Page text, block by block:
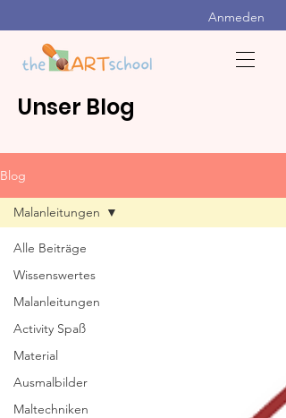
Anmeden
Unser Blog
Blog
Alle Beiträge
Wissenswertes
Malanleitungen
Activity Spaß
Material
Ausmalbilder
Maltechniken
Malanleitungen